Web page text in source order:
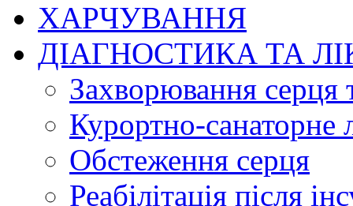
ХАРЧУВАННЯ
ДІАГНОСТИКА ТА
Захворювання серця
Курортно-cанаторне
Обстеження серця
Реабілітація після